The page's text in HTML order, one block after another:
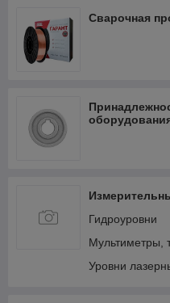
Сварочная
Гидроуровни
Мультиметры,
Уровни